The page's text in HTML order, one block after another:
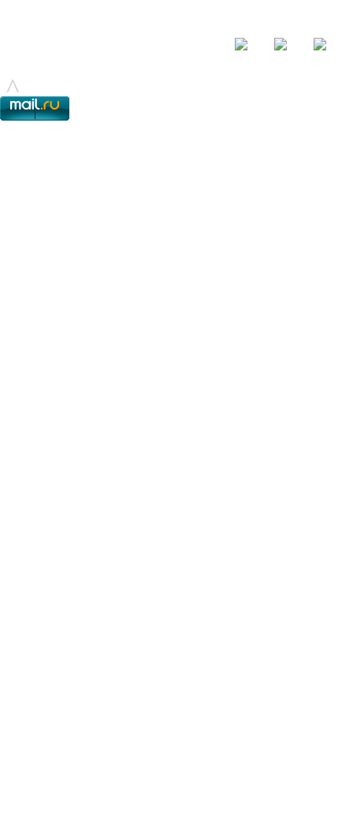
© - 2015-2017 - helix.su - все для вашего сайта |
^